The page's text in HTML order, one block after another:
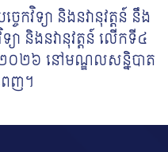
េកវិទ្យា និងនវានុវត្តន៍ នឹង
ទ្យា និងនវានុវត្តន៍ លើកទី៤
២០២៦ នៅមណ្ឌលសន្និបាត
េញ។